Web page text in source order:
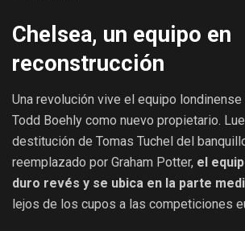
Chelsea, un equipo en
reconstrucción
Una revolución vive el equipo
Todd Boehly como nuevo propietario.
destitución de Tomas Tuchel del
reemplazado por Graham Potter, el
duro revés y se ubica en la parte
lejos de los cupos a las competiciones